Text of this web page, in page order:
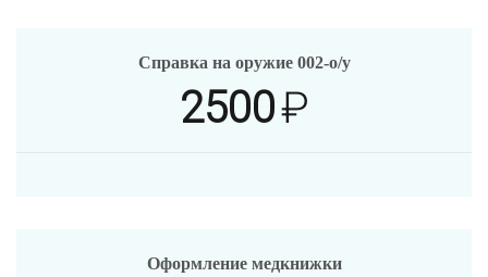
Справка на оружие 002-о/у
2500₽
Оформление медкнижки